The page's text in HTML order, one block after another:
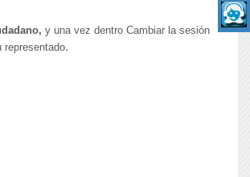
y una vez dentro Cambiar la sesión
representado.